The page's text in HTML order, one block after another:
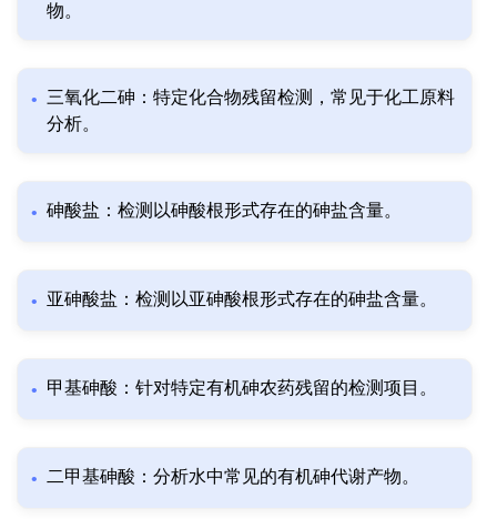
物。
三氧化二砷：特定化合物残留检测，常见于化工原料
分析。
砷酸盐：检测以砷酸根形式存在的砷盐含量。
亚砷酸盐：检测以亚砷酸根形式存在的砷盐含量。
甲基砷酸：针对特定有机砷农药残留的检测项目。
二甲基砷酸：分析水中常见的有机砷代谢产物。